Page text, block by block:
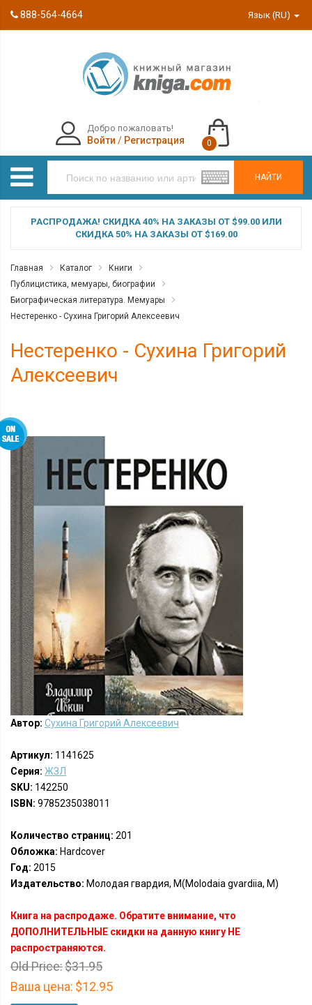
888-564-4664 Язык (RU)
НАЙТИ
Добро пожаловать!
Войти / Регистрация 0
РАСПРОДАЖА! СКИДКА 40% НА ЗАКАЗЫ ОТ $99.00 ИЛИ
СКИДКА 50% НА ЗАКАЗЫ ОТ $169.00
Главная Каталог
Книги
Публицистика, мемуары, биографии
Биографическая литература. Мемуары
Нестеренко - Сухина Григорий Алексеевич
Нестеренко - Сухина Григорий
Алексеевич
Автор: Сухина Григорий Алексеевич
Артикул: 1141625
Серия: ЖЗЛ
SKU: 142250
ISBN: 9785235038011
Количество страниц: 201
Обложка: Hardcover
Год: 2015
Издательство: Молодая гвардия, М(Molodaia gvardiia, M)
Книга на распродаже. Обратите внимание, что
ДОПОЛНИТЕЛЬНЫЕ скидки на данную книгу НЕ
распространяются.
Old Price:$31.95
Ваша цена: $12.95